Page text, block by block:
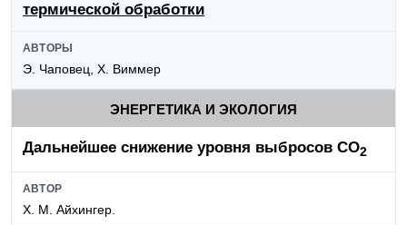
термической обработки
АВТОРЫ
Э. Чаповец, X. Виммер
ЭНЕРГЕТИКА И ЭКОЛОГИЯ
Дальнейшее снижение уровня выбросов СО2
АВТОР
Х. М. Айхингер.